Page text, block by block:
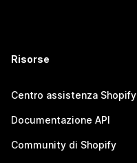
Risorse
Centro assistenza Shopify
Documentazione API
Community di Shopify